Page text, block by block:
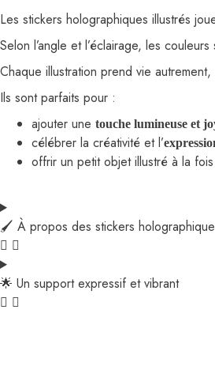
Les stickers holographiques illustrés
Selon l’angle et l’éclairage, les
Chaque illustration prend vie
Ils sont parfaits pour :
ajouter une touche lumineuse et
célébrer la créativité et l’
offrir un petit objet illustré à la fois
🖌️ À propos des stickers
🌟 Un support expressif et vibrant